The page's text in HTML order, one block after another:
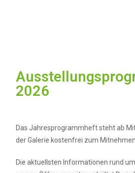
2026
Das Jahresprogrammheft steht ab
der Galerie kostenfrei zum
Die aktuellsten Informationen rund